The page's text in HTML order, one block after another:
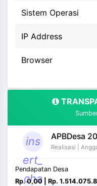
Sistem Operasi
IP Address
Browser
ins
ert_
cha
APBDesa
Realisasi |
Pendapatan Desa
Rp. 0,00 | Rp.